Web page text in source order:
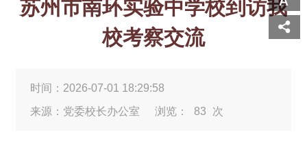
苏州市南环实验中学校到访我
校考察交流
时间：2026-07-01 18:29:58
来源：党委校长办公室
浏览： 83 次